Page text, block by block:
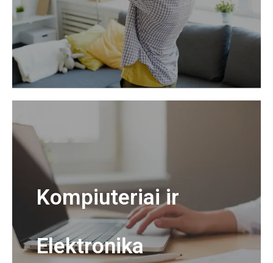
Kompiuteriai ir
Elektronika